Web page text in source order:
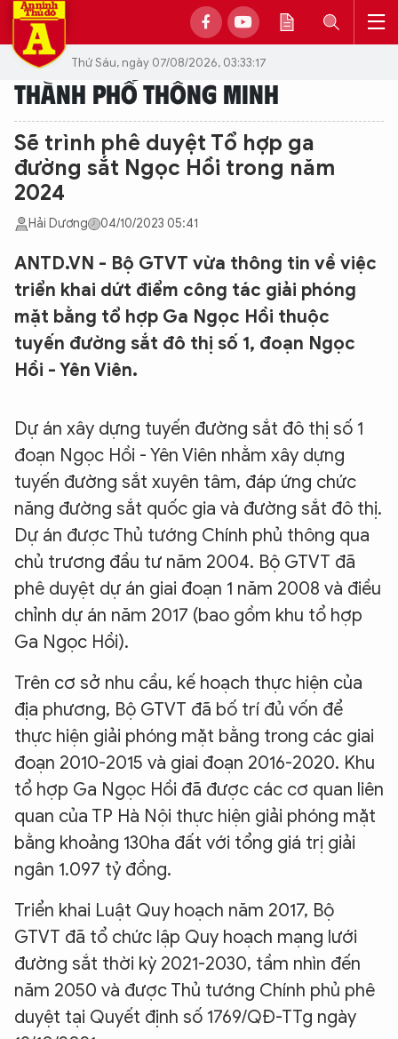
Thứ Sáu, ngày 07/08/2026, 03:33:17
THÀNH PHỐ THÔNG MINH
Sẽ trình phê duyệt Tổ hợp ga
đường sắt Ngọc Hồi trong năm
2024
Hải Dương 04/10/2023 05:41
ANTD.VN - Bộ GTVT vừa thông tin về việc
triển khai dứt điểm công tác giải phóng
mặt bằng tổ hợp Ga Ngọc Hồi thuộc
tuyến đường sắt đô thị số 1, đoạn Ngọc
Hồi - Yên Viên.
Dự án xây dựng tuyến đường sắt đô thị số 1
đoạn Ngọc Hồi - Yên Viên nhằm xây dựng
tuyến đường sắt xuyên tâm, đáp ứng chức
năng đường sắt quốc gia và đường sắt đô thị.
Dự án được Thủ tướng Chính phủ thông qua
chủ trương đầu tư năm 2004. Bộ GTVT đã
phê duyệt dự án giai đoạn 1 năm 2008 và điều
chỉnh dự án năm 2017 (bao gồm khu tổ hợp
Ga Ngọc Hồi).
Trên cơ sở nhu cầu, kế hoạch thực hiện của
địa phương, Bộ GTVT đã bố trí đủ vốn để
thực hiện giải phóng mặt bằng trong các giai
đoạn 2010-2015 và giai đoạn 2016-2020. Khu
tổ hợp Ga Ngọc Hồi đã được các cơ quan liên
quan của TP Hà Nội thực hiện giải phóng mặt
bằng khoảng 130ha đất với tổng giá trị giải
ngân 1.097 tỷ đồng.
Triển khai Luật Quy hoạch năm 2017, Bộ
GTVT đã tổ chức lập Quy hoạch mạng lưới
đường sắt thời kỳ 2021-2030, tầm nhìn đến
năm 2050 và được Thủ tướng Chính phủ phê
duyệt tại Quyết định số 1769/QĐ-TTg ngày